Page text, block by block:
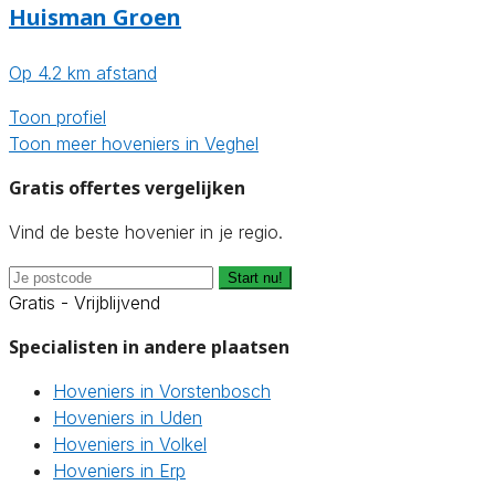
Huisman Groen
Op 4.2 km afstand
Toon profiel
Toon meer hoveniers in Veghel
Gratis offertes vergelijken
Vind de beste hovenier in je regio.
Start nu!
Gratis - Vrijblijvend
Specialisten in andere plaatsen
Hoveniers in Vorstenbosch
Hoveniers in Uden
Hoveniers in Volkel
Hoveniers in Erp